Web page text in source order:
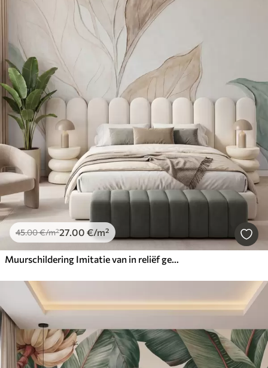
45.00€/m²27.00 €/m²
Muurschildering Imitatie van in reliëf gegoten, fijne beige-groene blaadjes